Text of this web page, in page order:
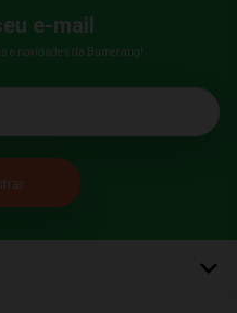
e-mail
e novidades da Bumerang!